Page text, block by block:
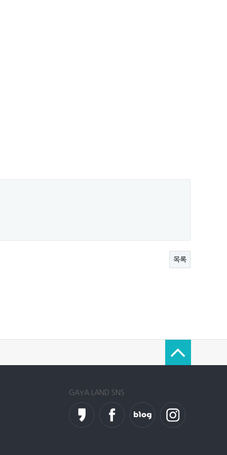
목록
GAYA LAND SNS